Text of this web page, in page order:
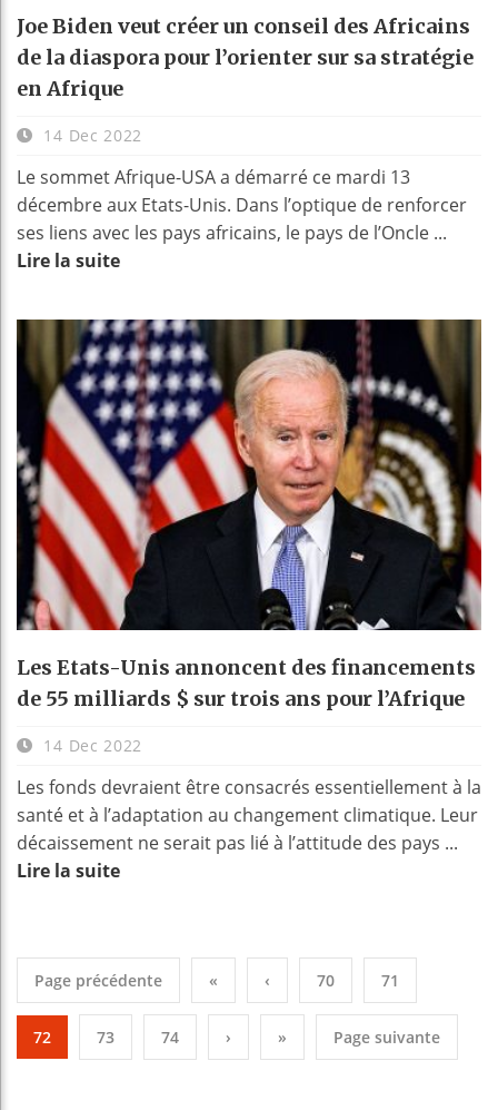
Joe Biden veut créer un conseil des Africains
de la diaspora pour l’orienter sur sa stratégie
en Afrique
14 Dec 2022
Le sommet Afrique-USA a démarré ce mardi 13
décembre aux Etats-Unis. Dans l’optique de renforcer
ses liens avec les pays africains, le pays de l’Oncle ...
Lire la suite
Les Etats-Unis annoncent des financements
de 55 milliards $ sur trois ans pour l’Afrique
14 Dec 2022
Les fonds devraient être consacrés essentiellement à la
santé et à l’adaptation au changement climatique. Leur
décaissement ne serait pas lié à l’attitude des pays ...
Lire la suite
Page précédente « ‹ 70 71
72 73 74 › » Page suivante